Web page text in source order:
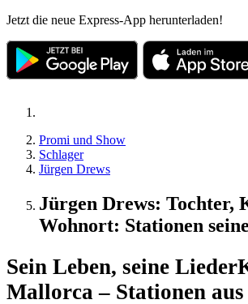
Jetzt die neue Express-App herunterladen!
Promi und Show
Schlager
Jürgen Drews
Jürgen Drews: Tochter,
Wohnort: Stationen
Sein Leben, seine Lieder
Mallorca – Stationen